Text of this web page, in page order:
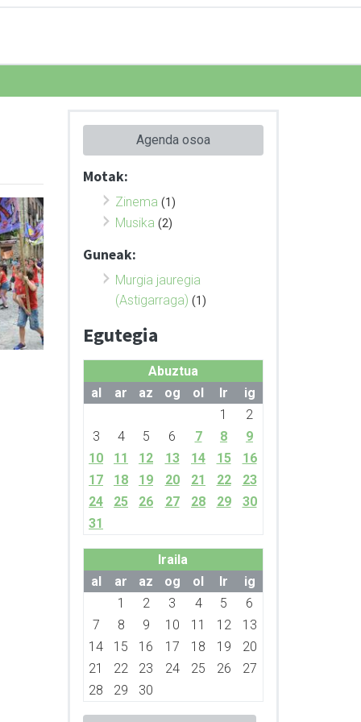
Agenda osoa
Motak:
Zinema (1)
Musika (2)
Guneak:
Murgia jauregia
(Astigarraga) (1)
Egutegia
Abuztua
al
ar az og ol lr
ig
1
2
3
4 5 6 7 8
9
10
11 12 13 14 15
16
17
18 19 20 21 22
23
24
25 26 27 28 29
30
31
Iraila
al
ar az og ol lr
ig
1
2 3 4 5
6
7
8 9 10 11 12
13
14
15 16 17 18 19
20
21
22 23 24 25 26
27
28
29 30